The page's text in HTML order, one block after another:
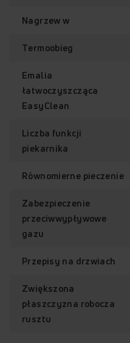
Nagrzew w
Termoobieg
Emalia
łatwoczyszcząca
EasyClean
Liczba funkcji
piekarnika
Równomierne pieczenie
Zabezpieczenie
przeciwwypływowe
gazu
Przepisy na drzwiach
Zwiększona
płaszczyzna robocza
rusztu